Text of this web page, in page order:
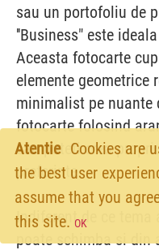
Atentie Cookies are
the best user
assume that you
this site. OK
sau un portofoliu de
''Business" este
Aceasta fotocarte
elemente geometrice
minimalist pe nuante
fotocarte folosind
sau puteti crea
preferinte.
Indiferent de ce tema
poate schimba si din